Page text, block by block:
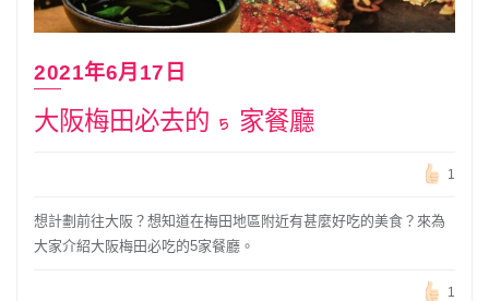
2021年6月17日
大阪梅田必去的 5 家餐廳
1
想計劃前往大阪？想知道在梅田地區附近有甚麼好吃的美食？來為
大家介紹大阪梅田必吃的5家餐廳。
1